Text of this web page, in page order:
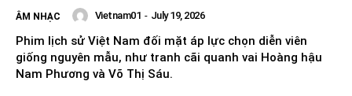
ÂM NHẠC Vietnam01 - July 19, 2026
Phim lịch sử Việt Nam đối mặt áp lực chọn diễn viên
giống nguyên mẫu, như tranh cãi quanh vai Hoàng hậu
Nam Phương và Võ Thị Sáu.